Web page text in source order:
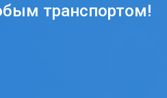
транспортом!